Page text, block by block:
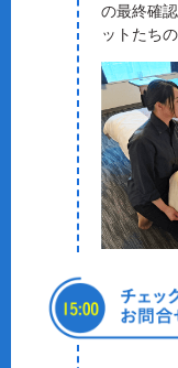
の最終確
ットたち